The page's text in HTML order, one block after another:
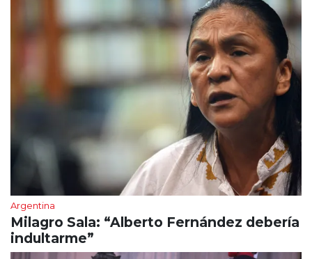
Argentina
Milagro Sala: “Alberto Fernández debería
indultarme”